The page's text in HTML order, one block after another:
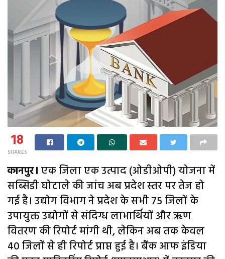
18
SHARES
कानपुर। एक जिला एक उत्पाद (ओडीओपी) योजना में
सब्सिडी घोटाले की जांच अब प्रदेश स्तर पर तेज हो
गई है। उद्योग विभाग ने प्रदेश के सभी 75 जिलों के
उपायुक्त उद्योगों से संदिग्ध लाभार्थियों और ऋण
वितरण की रिपोर्ट मांगी थी, लेकिन अब तक केवल
40 जिलों से ही रिपोर्ट प्राप्त हुई है। बैंक आफ इंडिया